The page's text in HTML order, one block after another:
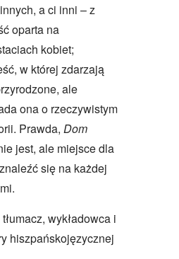
a ci inni – z
oparta na
kobiet;
w której zdarzają
ale
ona o rzeczywistym
Prawda, Dom
jest, ale miejsce dla
się na każdej
wykładowca i
hiszpańskojęzycznej